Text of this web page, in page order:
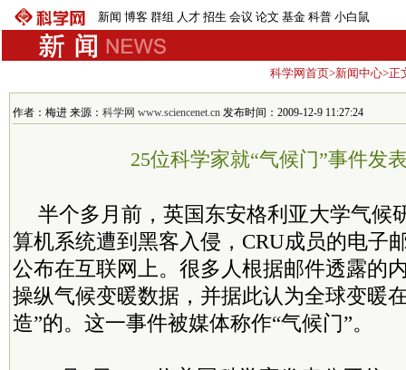
新闻 博客 群组 人才 招生 会议 论文 基金 科普 小白鼠
科学网首页>新闻中心>正
作者：梅进 来源： 科学网 www.sciencenet.cn 发布时间：2009-12-9 11:27:24
25位科学家就“气候门”事件发
半个多月前，英国东安格利亚大学气候
算机系统遭到黑客入侵，CRU成员的电子
公布在互联网上。很多人根据邮件透露的
操纵气候变暖数据，并据此认为全球变暖
造”的。这一事件被媒体称作“气候门”。